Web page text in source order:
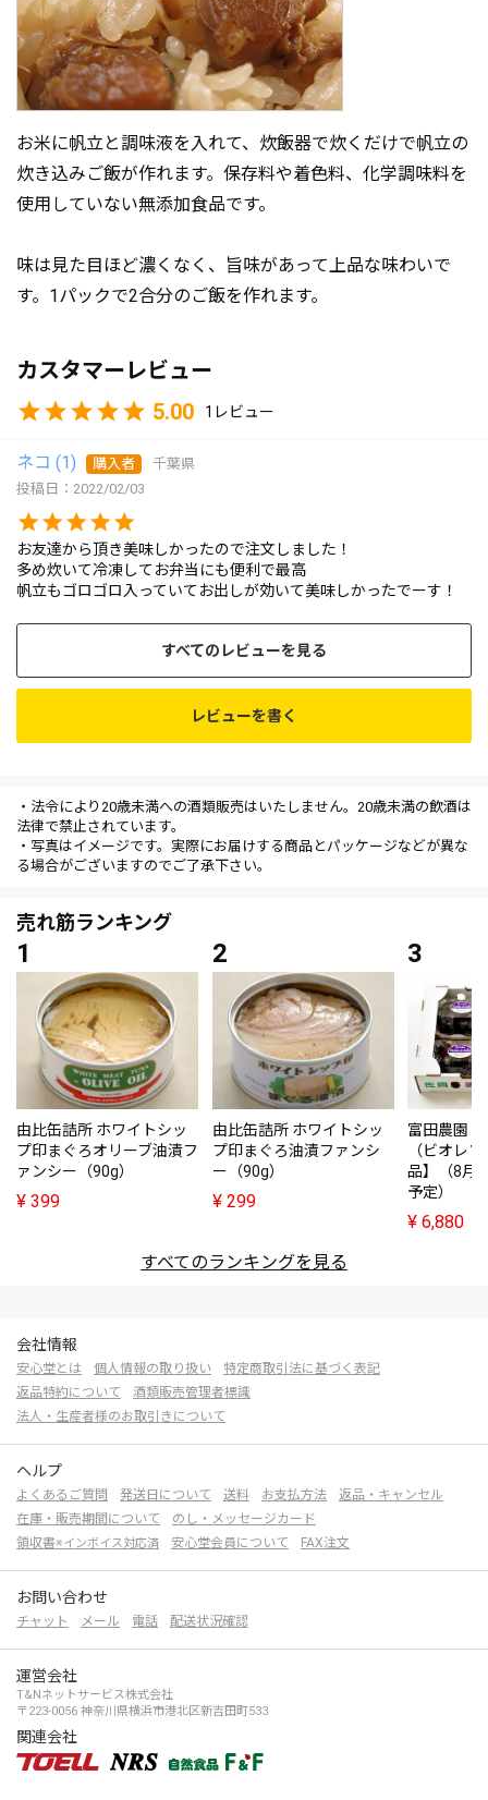
お米に帆立と調味液を入れて、炊飯器で炊くだけで帆立の
炊き込みご飯が作れます。保存料や着色料、化学調味料を
使用していない無添加食品です。
味は見た目ほど濃くなく、旨味があって上品な味わいで
す。1パックで2合分のご飯を作れます。
カスタマーレビュー
5.00
1
ネコ 1 購入者
千葉県
投稿日
2022/02/03
お友達から頂き美味しかったので注文しました！
多め炊いて冷凍してお弁当にも便利で最高
帆立もゴロゴロ入っていてお出しが効いて美味しかったでーす！
すべてのレビューを見る
レビューを書く
・法令により20歳未満への酒類販売はいたしません。20歳未満の飲酒は
法律で禁止されています。
・写真はイメージです。実際にお届けする商品とパッケージなどが異な
る場合がございますのでご了承下さい。
売れ筋ランキング
由比缶詰所 ホワイトシッ
プ印まぐろオリーブ油漬フ
ァンシー（90g）
¥ 399
由比缶詰所 ホワイトシッ
プ印まぐろ油漬ファンシ
ー（90g）
¥ 299
富田農園
（ビオレ
品】（8月
予定）
¥ 6,880
すべてのランキングを見る
会社情報
安心堂とは 個人情報の取り扱い
特定商取引法に基づく表記
返品特約について
酒類販売管理者標識
法人・生産者様のお取引きについて
ヘルプ
よくあるご質問 発送日について 送料 お支払方法
返品・キャンセル
在庫・販売期間について
のし・メッセージカード
領収書※インボイス対応済 安心堂会員について FAX注文
お問い合わせ
チャット メール 電話 配送状況確認
運営会社
T&Nネットサービス株式会社
〒223-0056 神奈川県横浜市港北区新吉田町533
関連会社